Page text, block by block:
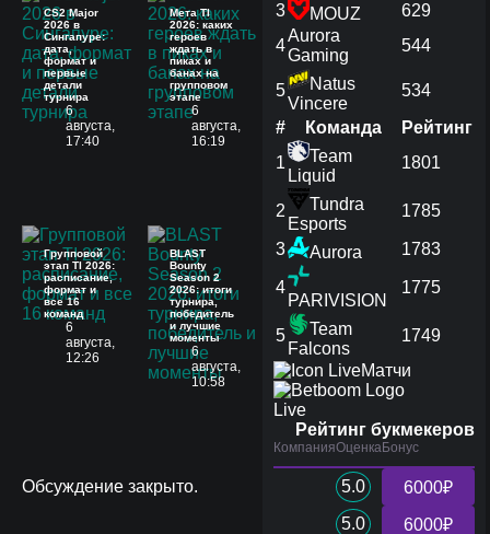
CS2 Major
2026 в
Сингапуре:
дата,
формат и
первые
детали
турнира
6
августа,
17:40
Мета TI
2026: каких
героев
ждать в
пиках и
банах на
групповом
этапе
6
августа,
16:19
Групповой
этап TI 2026:
расписание,
формат и
все 16
команд
6
августа,
12:26
BLAST
Bounty
Season 2
2026: итоги
турнира,
победитель
и лучшие
моменты
6
августа,
10:58
Обсуждение закрыто.
3
MOUZ
629
4
Aurora
Gaming
544
5
Natus
Vincere
534
#
Команда
Рейтинг
1
Team
Liquid
1801
2
Tundra
Esports
1785
3 Aurora 1783
4
PARIVISION
1775
5
Team
Falcons
1749
Матчи
Live
Рейтинг букмекеров
КомпанияОценкаБонус
5.0
6000₽
5.0
6000₽